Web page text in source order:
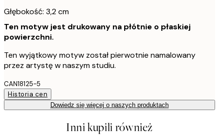
Głębokość: 3,2 cm
Ten motyw jest drukowany na płótnie o płaskiej
powierzchni.
Ten wyjątkowy motyw został pierwotnie namalowany
przez artystę w naszym studiu.
CAN18125-5
Historia cen
Dowiedz się więcej o naszych produktach
Inni kupili również